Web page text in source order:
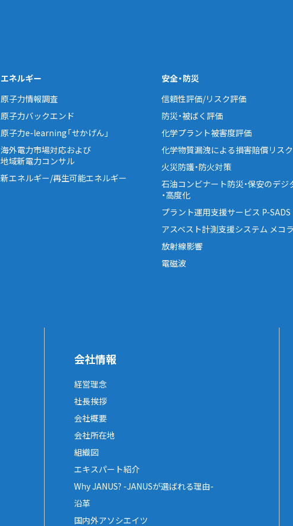
エネルギー
原子力情報調査
原子力バックエンド
原子力e-learning「せかげん」
海外電力市場対応および
地域新電力コンサル
新エネルギー/再生可能エネルギー
安全・防災
信頼性評価/リスク評価
防災・被ばく評価
化学プラント被害度評価
化学物質漏洩による損害賠償リス
火災防護・防火対策
石油コンビナート防災・保安のデジ
・高度化
プラント運用支援サービス P-SADS
アスベスト計測支援システム メコ
放射線影響
電磁波
会社情報
経営理念
社長挨拶
会社概要
会社所在地
組織図
エキスパート紹介
Why JANUS? -JANUSが選ばれる理由-
沿革
国内外アソシエイツ